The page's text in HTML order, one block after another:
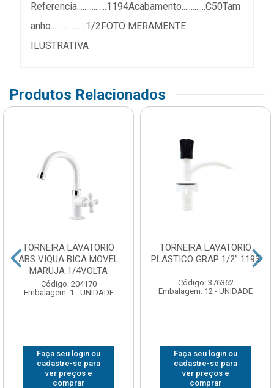
Referencia................1194Acabamento.............C50Tam
anho...................1/2FOTO MERAMENTE
ILUSTRATIVA
Produtos Relacionados
TORNEIRA LAVATORIO
ABS VIQUA BICA MOVEL
MARUJA 1/4VOLTA
Código: 204170
Embalagem: 1 - UNIDADE
Faça seu login ou
cadastre-se para
ver preços e
comprar
TORNEIRA LAVATORIO
PLASTICO GRAP 1/2” 1193
Código: 376362
Embalagem: 12 - UNIDADE
Faça seu login ou
cadastre-se para
ver preços e
comprar